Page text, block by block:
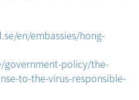
en/embassies/hong-
government-policy/the-
to-the-virus-responsible-